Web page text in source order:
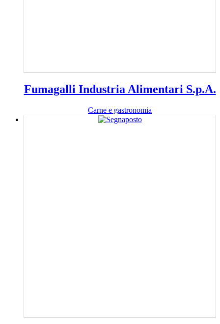
Fumagalli Industria Alimentari S.p.A.
Carne e gastronomia